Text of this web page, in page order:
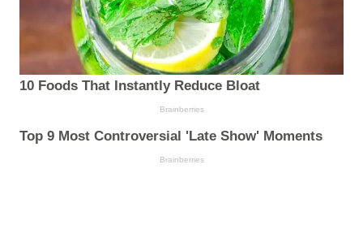
10 Foods That Instantly Reduce Bloat
Brainberries
Top 9 Most Controversial 'Late Show' Moments
Brainberries